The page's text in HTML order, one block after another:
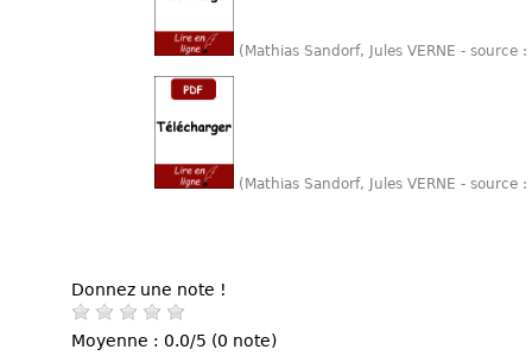
(Mathias Sandorf, Jules VERNE -
(Mathias Sandorf, Jules VERNE -
Donnez une note !
Moyenne : 0.0/5 (0 note)